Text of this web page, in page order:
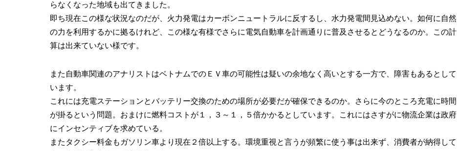
らなくなった地域も出てきました。
即ち現在この様な状況なのだが、火力発電はカーボンニュートラルに反するし、水力発電間見込めない。如何に自然
の力を利用するかに拠るけれど、この様な有様でさらに電気自動車を計画通りに普及させるとどうなるのか。この計
算は出来ていない様です。
また自動車関連のアナリストはベトナムでのＥＶ車の可能性は疑いの余地なく高いとする一方で、障害もあるとして
います。
これには充電ステーションとバッテリー交換のための場所が必要だが確保できるのか。さらに今のところ充電に時間
が掛るという問題。おまけに燃料コストが１，３～１，５倍かかるとしています。これにはさすがに物流企業は政府
にインセンティブを求めている。
またタクシー料金もガソリン車より現在２倍以上する。環境重視と言うが頻繁に使う事は出来ず、消費者が納得して